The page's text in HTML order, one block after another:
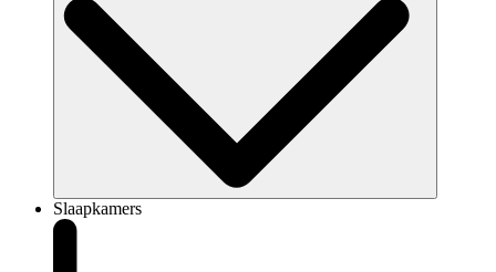
Slaapkamers